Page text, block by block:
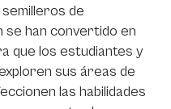
de
se han convertido en
que los estudiantes y
sus áreas de
las habilidades